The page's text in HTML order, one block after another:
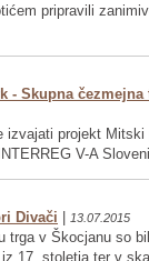
pripravili
- Skupna
izvajati projekt
V-A
Divači 13.07.2015
trga v Škocjanu so
17. stoletja ter v